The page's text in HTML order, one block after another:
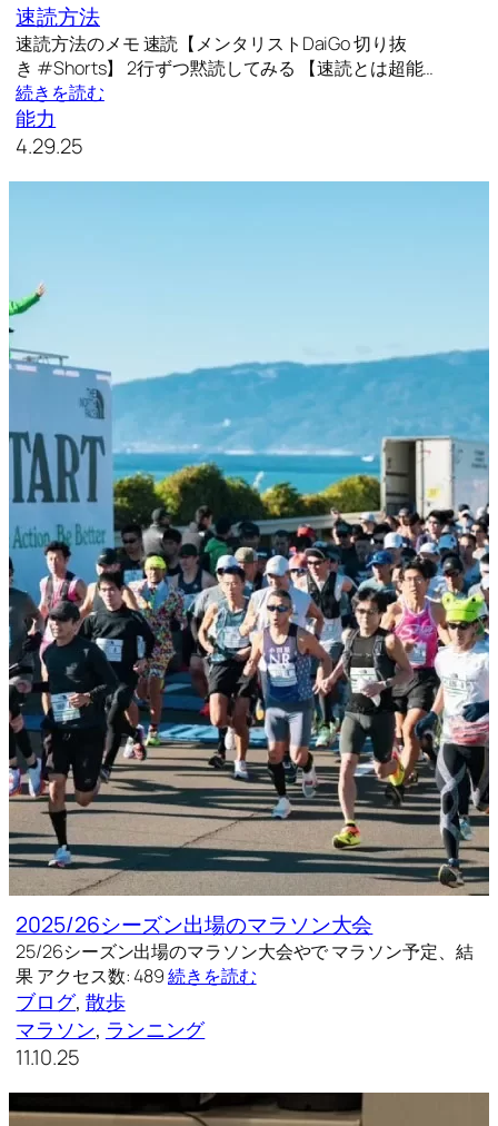
速読方法
速読方法のメモ 速読【メンタリストDaiGo 切り抜
き #Shorts】 2行ずつ黙読してみる 【速読とは超能…
続きを読む
能力
4.29.25
2025/26シーズン出場のマラソン大会
25/26シーズン出場のマラソン大会やで マラソン予定、結
果 アクセス数: 489続きを読む
ブログ, 散歩
マラソン, ランニング
11.10.25